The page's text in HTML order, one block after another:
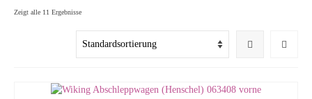
Zeigt alle 11 Ergebnisse